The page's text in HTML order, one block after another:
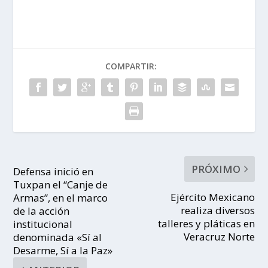
COMPARTIR:
Defensa inició en
Tuxpan el “Canje de
Armas”, en el marco
de la acción
institucional
denominada «Sí al
Desarme, Sí a la Paz»
PRÓXIMO
Ejército Mexicano
realiza diversos
talleres y pláticas en
Veracruz Norte